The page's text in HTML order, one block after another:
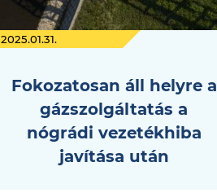
2025.01.31.
Fokozatosan áll helyre a
gázszolgáltatás a
nógrádi vezetékhiba
javítása után